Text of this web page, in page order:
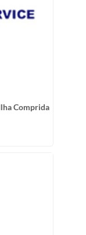
Comprida